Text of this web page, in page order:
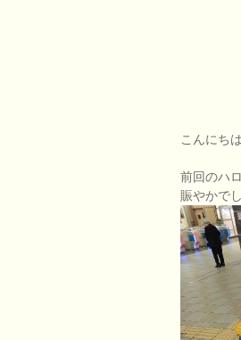
こんにちは
前回のハ
賑やかで